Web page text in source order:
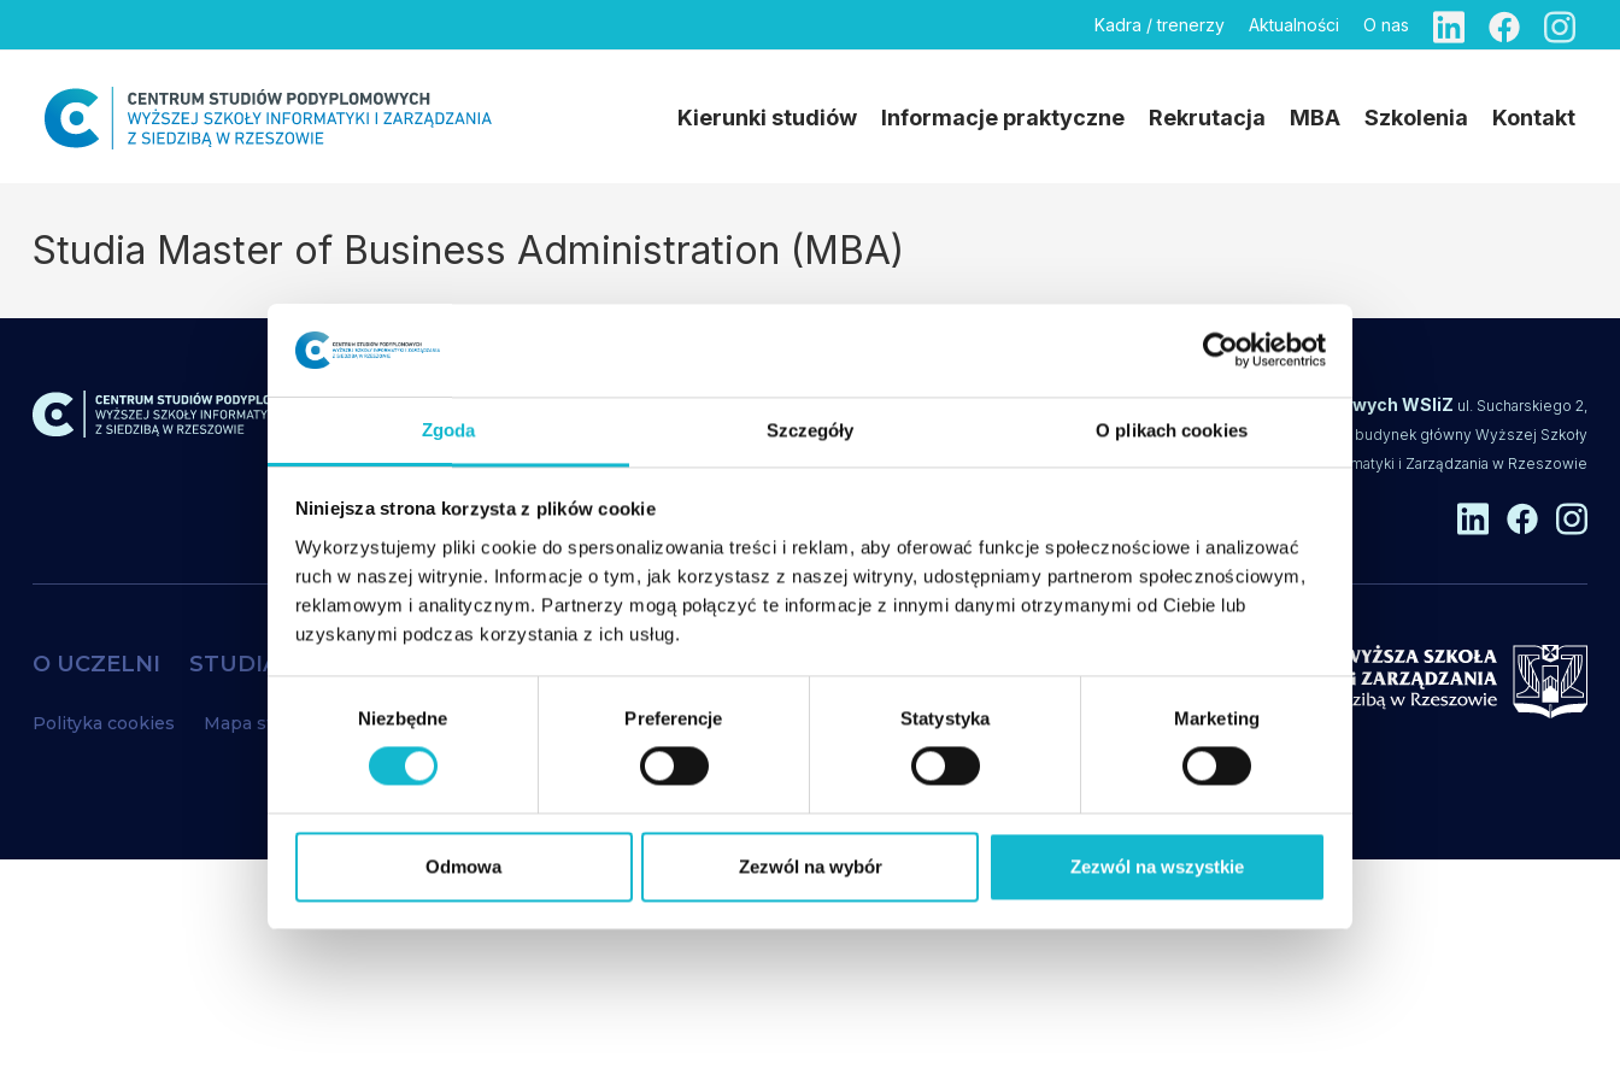
Zgoda Szczegóły O plikach cookies
Niniejsza strona korzysta z plików cookie
Wykorzystujemy pliki cookie do spersonalizowania treści i reklam, aby oferować funkcje społecznościowe i analizować
ruch w naszej witrynie. Informacje o tym, jak korzystasz z naszej witryny, udostępniamy partnerom społecznościowym,
reklamowym i analitycznym. Partnerzy mogą połączyć te informacje z innymi danymi otrzymanymi od Ciebie lub
uzyskanymi podczas korzystania z ich usług.
y
g
d
Niezbędne Preferencje Statystyka Marketing
Odmowa Zezwól na wybór Zezwól na wszystkie
Kadra / trenerzy Aktualności O nas
Kierunki studiów Informacje praktyczne Rekrutacja MBA Szkolenia Kontakt
Studia Master of Business Administration (MBA)
tel. +48 17 866-11-33,
Centrum Studiów Podyplomowych WSIiZ ul. Sucharskiego 2,
pok. nr 48, 35-225 Rzeszów, budynek główny Wyższej Szkoły
Informatyki i Zarządzania w Rzeszowie
O UCZELNI STUDIA
Polityka cookies Mapa strony RODO